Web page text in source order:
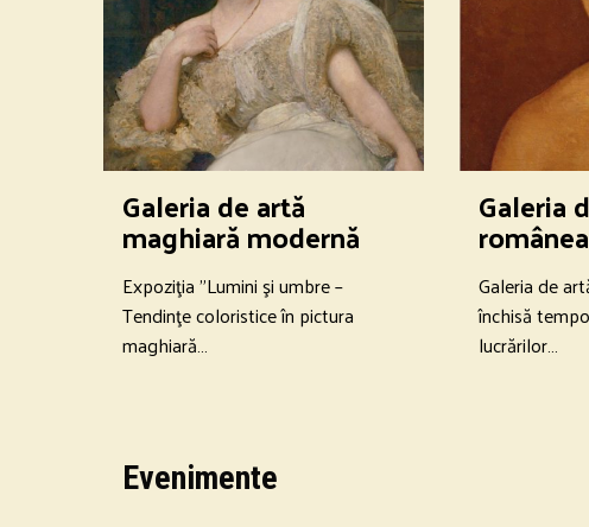
Galeria de artă
maghiară modernă
Expoziţia "Lumini şi umbre –
Tendinţe coloristice în pictura
maghiară…
Galeria
Galeria de
închisă
lucrărilor…
Evenimente